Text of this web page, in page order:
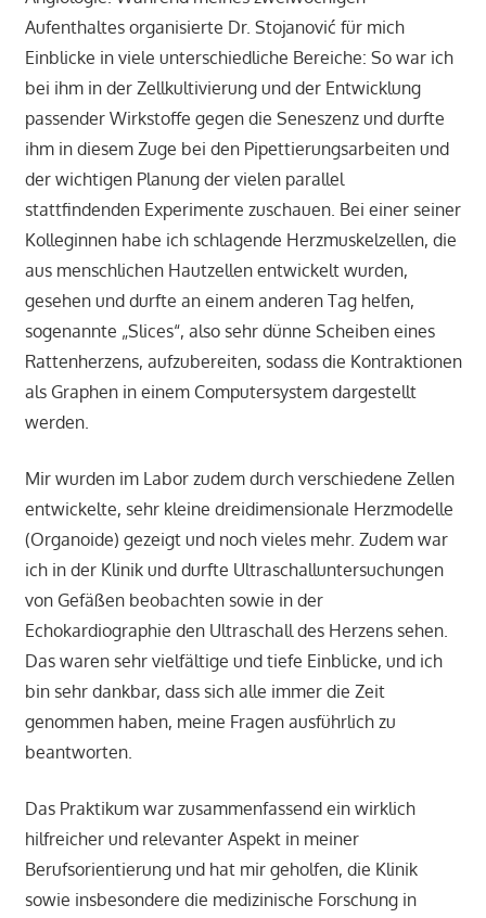
Aufenthaltes organisierte Dr. Stojanović für mich
Einblicke in viele unterschiedliche Bereiche: So war ich
bei ihm in der Zellkultivierung und der Entwicklung
passender Wirkstoffe gegen die Seneszenz und durfte
ihm in diesem Zuge bei den Pipettierungsarbeiten und
der wichtigen Planung der vielen parallel
stattfindenden Experimente zuschauen. Bei einer seiner
Kolleginnen habe ich schlagende Herzmuskelzellen, die
aus menschlichen Hautzellen entwickelt wurden,
gesehen und durfte an einem anderen Tag helfen,
sogenannte „Slices“, also sehr dünne Scheiben eines
Rattenherzens, aufzubereiten, sodass die Kontraktionen
als Graphen in einem Computersystem dargestellt
werden.
Mir wurden im Labor zudem durch verschiedene Zellen
entwickelte, sehr kleine dreidimensionale Herzmodelle
(Organoide) gezeigt und noch vieles mehr. Zudem war
ich in der Klinik und durfte Ultraschalluntersuchungen
von Gefäßen beobachten sowie in der
Echokardiographie den Ultraschall des Herzens sehen.
Das waren sehr vielfältige und tiefe Einblicke, und ich
bin sehr dankbar, dass sich alle immer die Zeit
genommen haben, meine Fragen ausführlich zu
beantworten.
Das Praktikum war zusammenfassend ein wirklich
hilfreicher und relevanter Aspekt in meiner
Berufsorientierung und hat mir geholfen, die Klinik
sowie insbesondere die medizinische Forschung in